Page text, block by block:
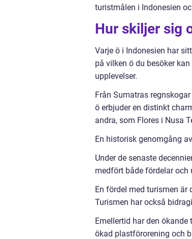
turistmålen i Indonesien
Hur skiljer sig
Varje ö i Indonesien har
på vilken ö du besöker
upplevelser.
Från Sumatras
ö erbjuder en distinkt
andra, som Flores i Nusa
En historisk genomgång
Under de senaste
medfört både fördelar
En fördel med turismen
Turismen har också
Emellertid har den
ökad plastförorening och